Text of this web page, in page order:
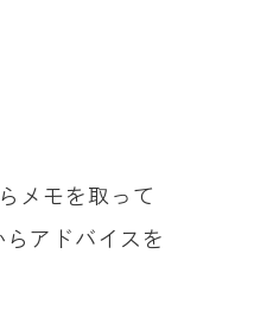
メモを取って
アドバイスを